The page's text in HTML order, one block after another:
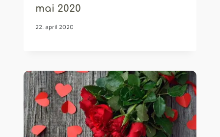
mai 2020
22. april 2020